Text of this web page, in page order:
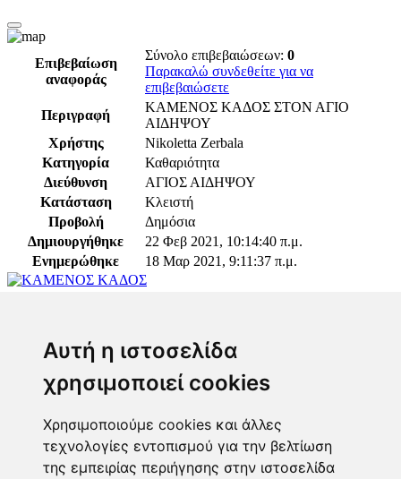
Αυτή η ιστοσελίδα
χρησιμοποιεί cookies
Χρησιμοποιούμε cookies και άλλες
τεχνολογίες εντοπισμού για την βελτίωση
της εμπειρίας περιήγησης στην ιστοσελίδα
Επιβεβαίωση
αναφοράς
Σύνολο επιβεβαιώσεων: 0
Παρακαλώ συνδεθείτε για να
επιβεβαιώσετε
Περιγραφή
ΚΑΜΕΝΟΣ ΚΑΔΟΣ ΣΤΟΝ ΑΓΙΟ
ΑΙΔΗΨΟΥ
Χρήστης
Nikoletta Zerbala
Κατηγορία
Καθαριότητα
Διεύθυνση
ΑΓΙΟΣ ΑΙΔΗΨΟΥ
Κατάσταση
Κλειστή
Προβολή
Δημόσια
Δημιουργήθηκε
22 Φεβ 2021, 10:14:40 π.μ.
Ενημερώθηκε
18 Μαρ 2021, 9:11:37 π.μ.
Επόπτης